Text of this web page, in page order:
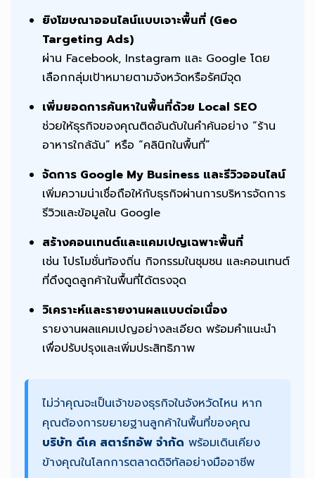
ยิงโฆษณาออนไลน์แบบเจาะพื้นที่ (Geo
Targeting Ads)
ผ่าน Facebook, Instagram และ Google โดย
เลือกกลุ่มเป้าหมายตามจังหวัดหรือรัศมีจุด
เพิ่มยอดการค้นหาในพื้นที่ด้วย Local SEO
ช่วยให้ธุรกิจของคุณติดอันดับในคำค้นอย่าง “ร้าน
อาหารใกล้ฉัน” หรือ “คลินิกในพื้นที่”
จัดการ Google My Business และรีวิวออนไลน์
เพิ่มความน่าเชื่อถือให้กับธุรกิจผ่านการบริหารจัดการ
รีวิวและข้อมูลใน Google
สร้างคอนเทนต์และแคมเปญเฉพาะพื้นที่
เช่น โปรโมชั่นท้องถิ่น กิจกรรมในชุมชน และคอนเทนต์
ที่ดึงดูดลูกค้าในพื้นที่ได้ตรงจุด
วิเคราะห์และรายงานผลแบบต่อเนื่อง
รายงานผลแคมเปญอย่างละเอียด พร้อมคำแนะนำ
เพื่อปรับปรุงและเพิ่มประสิทธิภาพ
ไม่ว่าคุณจะเป็นเจ้าของธุรกิจในจังหวัดไหน หาก
คุณต้องการขยายฐานลูกค้าในพื้นที่ของคุณ
บริษัท ดีเค สตาร์ทอัพ จำกัด พร้อมเดินเคียง
ข้างคุณในโลกการตลาดดิจิทัลอย่างมืออาชีพ